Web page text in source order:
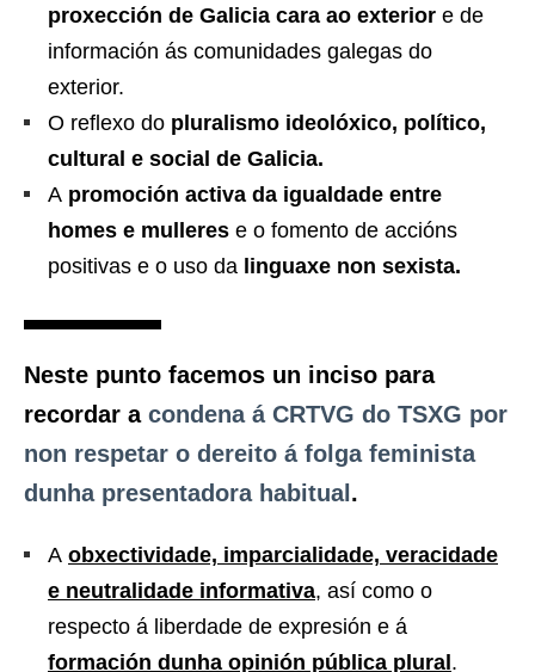
proxección de Galicia cara ao exterior e de
información ás comunidades galegas do
exterior.
O reflexo do pluralismo ideolóxico, político,
cultural e social de Galicia.
A promoción activa da igualdade entre
homes e mulleres e o fomento de accións
positivas e o uso da linguaxe non sexista.
Neste punto facemos un inciso para
recordar a condena á CRTVG do TSXG por
non respetar o dereito á folga feminista
dunha presentadora habitual .
A obxectividade, imparcialidade, veracidade
e neutralidade informativa, así como o
respecto á liberdade de expresión e á
formación dunha opinión pública plural .